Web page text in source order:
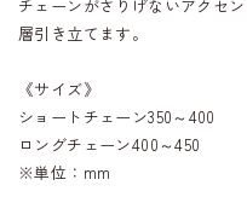
チェーンがさりげないアクセ
層引き立てます。
《サイズ》
ショートチェーン350～400
ロングチェーン400～450
※単位：mm